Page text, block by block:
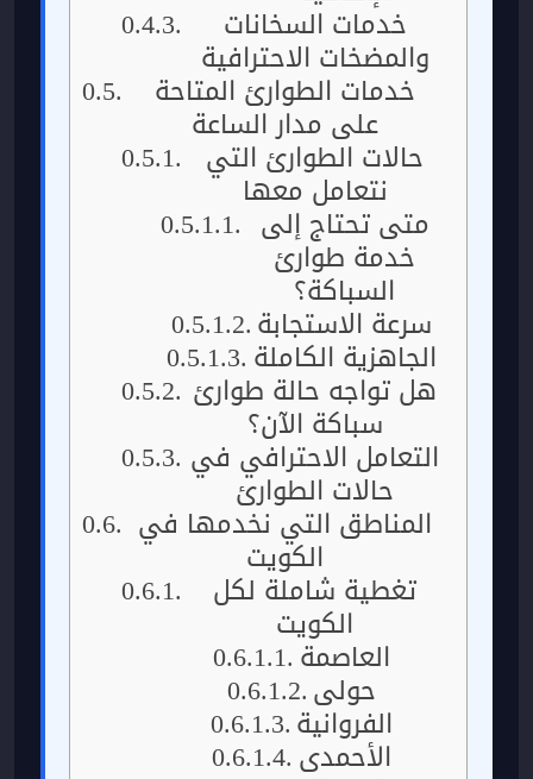
خدمات السخانات
والمضخات الاحترافية
خدمات الطوارئ المتاحة
على مدار الساعة
حالات الطوارئ التي
نتعامل معها
متى تحتاج إلى
خدمة طوارئ
السباكة؟
سرعة الاستجابة
الجاهزية الكاملة
هل تواجه حالة طوارئ
سباكة الآن؟
التعامل الاحترافي في
حالات الطوارئ
المناطق التي نخدمها في
الكويت
تغطية شاملة لكل
الكويت
العاصمة
حولي
الفروانية
الأحمدي